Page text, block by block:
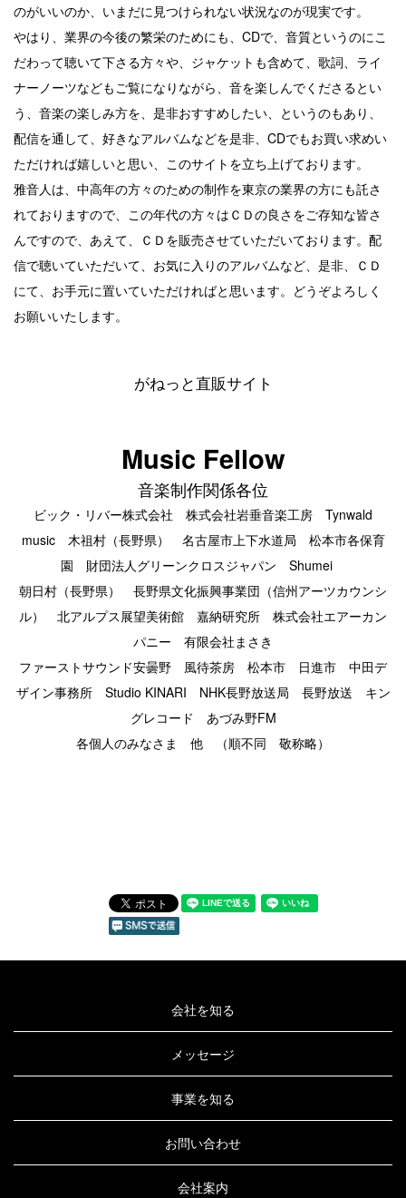
のがいいのか、いまだに見つけられない状況なのが現実です。
やはり、業界の今後の繁栄のためにも、CDで、音質というのにこ
だわって聴いて下さる方々や、ジャケットも含めて、歌詞、ライ
ナーノーツなどもご覧になりながら、音を楽しんでくださるとい
う、音楽の楽しみ方を、是非おすすめしたい、というのもあり、
配信を通して、好きなアルバムなどを是非、CDでもお買い求めい
ただければ嬉しいと思い、このサイトを立ち上げております。
雅音人は、中高年の方々のための制作を東京の業界の方にも託さ
れておりますので、この年代の方々はＣＤの良さをご存知な皆さ
んですので、あえて、ＣＤを販売させていただいております。配
信で聴いていただいて、お気に入りのアルバムなど、是非、ＣＤ
にて、お手元に置いていただければと思います。どうぞよろしく
お願いいたします。
がねっと直販サイト
Music Fellow
音楽制作関係各位
ビック・リバー株式会社 株式会社岩垂音楽工房 Tynwald
music 木祖村（長野県） 名古屋市上下水道局 松本市各保育
園 財団法人グリーンクロスジャパン Shumei
朝日村（長野県） 長野県文化振興事業団（信州アーツカウンシ
ル） 北アルプス展望美術館 嘉納研究所 株式会社エアーカン
パニー 有限会社まさき
ファーストサウンド安曇野 風待茶房 松本市 日進市 中田デ
ザイン事務所 Studio KINARI NHK長野放送局 長野放送 キン
グレコード あづみ野FM
各個人のみなさま 他 （順不同 敬称略）
会社を知る
メッセージ
事業を知る
お問い合わせ
会社案内